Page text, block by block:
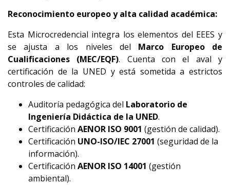
Reconocimiento europeo y alta calidad académica:
Esta Microcredencial integra los elementos del EEES y
se ajusta a los niveles del Marco Europeo de
Cualificaciones (MEC/EQF). Cuenta con el aval y
certificación de la UNED y está sometida a estrictos
controles de calidad:
Auditoría pedagógica del Laboratorio de
Ingeniería Didáctica de la UNED.
Certificación AENOR ISO 9001 (gestión de calidad).
Certificación UNO-ISO/IEC 27001 (seguridad de la
información).
Certificación AENOR ISO 14001 (gestión
ambiental).